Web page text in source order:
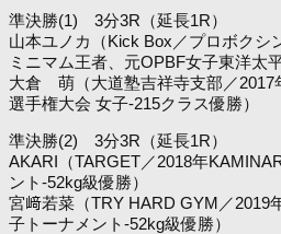
準決勝(1) 3分3R（延長1R）
山本ユノカ（Kick Box／プロボクシ
ミニマム王者、元OPBF女子東洋太
大倉 萌（大道塾吉祥寺支部／2017
選手権大会 女子-215クラス優勝）
準決勝(2) 3分3R（延長1R）
AKARI（TARGET／2018年
ント-52kg級優勝）
宮﨑若菜（TRY HARD GYM／2019
子トーナメント-52kg級優勝）